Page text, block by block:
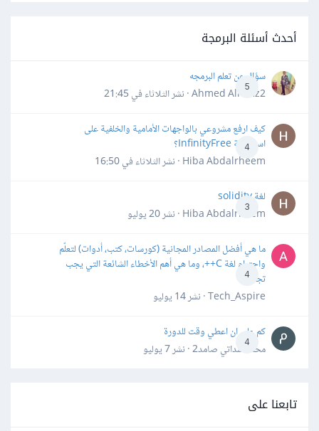
أحدث أسئلة البرمجة
5
سؤال عن تعلم البرمجه
Ahmed Alhafiz2 · نشر
الثلاثاء في 21:45
4
كيف ارفع مشروعي بالواجهات الأمامية والخلفية على
استضافة InfinityFree؟
Hiba Abdalrheem · نشر
الثلاثاء في 16:50
3
لغة solidity
Hiba Abdalrheem · نشر
20 يوليو
4
ما هي أفضل المصادر المجانية (كورسات، كتب، أدوات) لتعلّم
واحترام لغة C++، وما هي أهم الأخطاء الشائعة التي يجب
تجنبها؟
Tech_Aspire · نشر
14 يوليو
4
كم علي ان اعطي وقت للدورة
محمد سداتي صامد2 · نشر
7 يوليو
تابعنا على